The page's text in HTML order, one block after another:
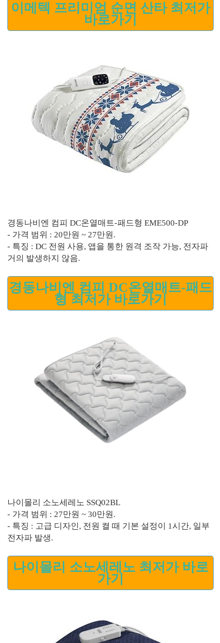
이메텍 프리미엄 순면 산타 최저가
바로가기
경동나비엔 컴피 DC온열매트-패드형 EME500-DP
- 가격 범위 : 20만원 ~ 27만원.
- 특징 : DC 전원 사용, 앱을 통한 원격 조작 가능, 전자파
거의 발생하지 않음.
경동나비엔 컴피 DC온열매트-패드
형 최저가 바로가기
나이몰리 소노세레노 SSQ02BL
- 가격 범위 : 27만원 ~ 30만원.
- 특징 : 고급 디자인, 전원 켤 때 기본 설정이 1시간, 일부
전자파 발생.
나이몰리 소노세레노 최저가 바로
가기